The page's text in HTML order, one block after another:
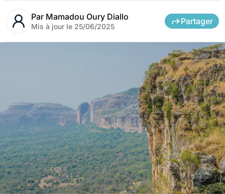
Par Mamadou Oury Diallo
Mis à jour le 25/06/2025
Partager